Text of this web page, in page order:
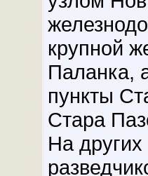
крупной
Паланка,
пункты
Стара
На